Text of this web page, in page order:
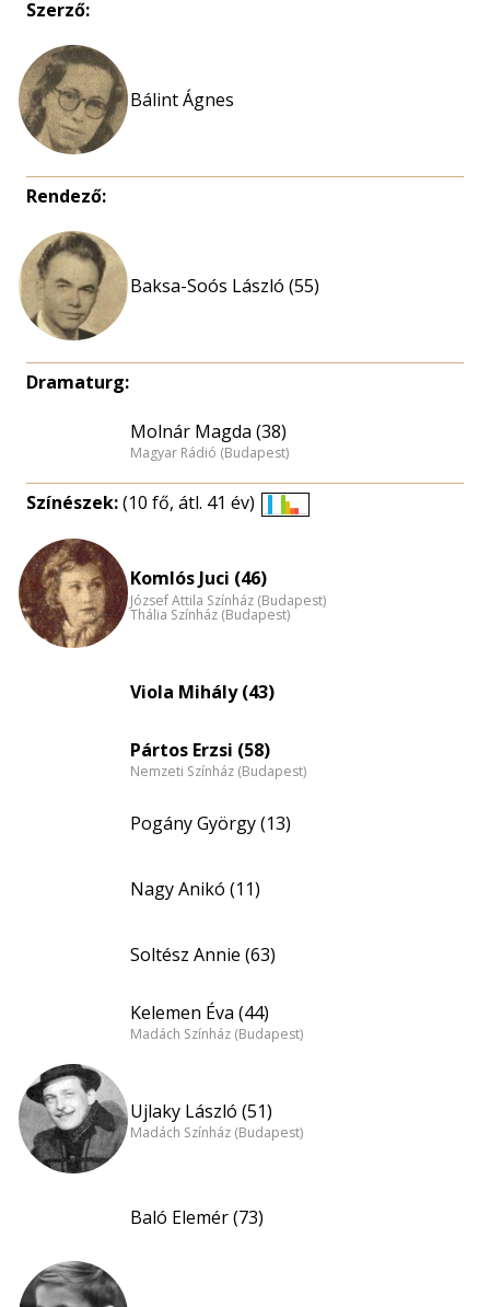
Szerző:
Bálint Ágnes
Rendező:
Baksa-Soós László (55)
Dramaturg:
Molnár Magda (38)
Magyar Rádió (Budapest)
Színészek:(10 fő, átl. 41 év)
Komlós Juci (46)
József Attila Színház (Budapest)
Thália Színház (Budapest)
Viola Mihály (43)
Pártos Erzsi (58)
Nemzeti Színház (Budapest)
Pogány György (13)
Nagy Anikó (11)
Soltész Annie (63)
Kelemen Éva (44)
Madách Színház (Budapest)
Ujlaky László (51)
Madách Színház (Budapest)
Baló Elemér (73)